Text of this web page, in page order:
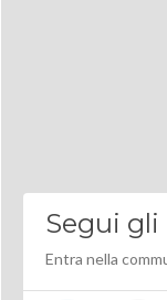
Segui
Entra nella